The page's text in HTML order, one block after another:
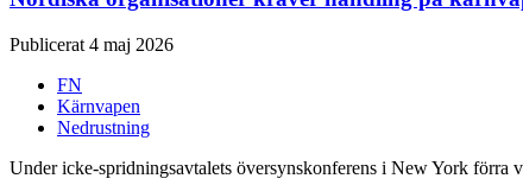
Publicerat 4 maj 2026
FN
Kärnvapen
Nedrustning
Under icke-spridningsavtalets översynskonferens i New York förra